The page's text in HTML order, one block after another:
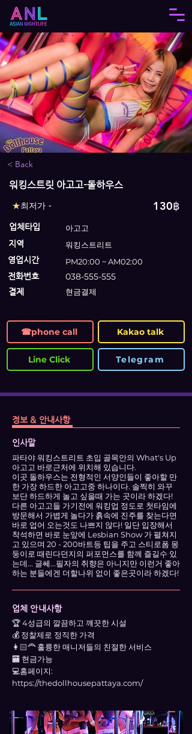
< Back
워킹스트릿 아고고-돌하우스
★최저가 - 130฿
업체타입
아고고
지역
워킹스트리트
영업시간
PM20:00 ~ AM02:00
전화번호
038-555-555
결제 현금결제
☎phone call Kakao talk
Line Click Telegram
정보 & 안내사항
인사말
파타야 워킹스트리트 초입 골목안의 What's Up
아고고 바로근처에 위치해 있습니다.
이곳 돌하우스는 전형적인 서양인들이 좋아할 만
한 가장 하드한 아고고중 하나이다. 솔찍히 와꾸
보단 하드하게 놀고 싶을때 가는 곳이라 하겠다!
다른 아고고들 가기전에 워킹업 정도로 첫타임에
방문해서 가볍게 놀다가 흙속에 진주를 찾는다면
바로 업어 오는것도 나쁘지 않다! 일단 입장해서
착석하면 바로 눈앞에 Lesbian Show 가 펼쳐지
고 있으며 20 - 200바트등 팁을 주고 스티로폼 몽
둥이로 때린다던지의 퍼포먼스를 함께 즐길수 있
는데... 글쎄...필자의 취향은 아니지만 이런거 좋아
하는 분들에겐 더할나위 없이 좋은곳이라 하겠다!
업체 안내사항
🏆 4성급의 깔끔하고 꺠끗한 시설
💰 정찰제로 정직한 가격
👩🏻‍🦰 훌륭한 매니저들의 친절한 서비스
🏧 현금가능
💻홈페이지:
https://thedollhousepattaya.com/